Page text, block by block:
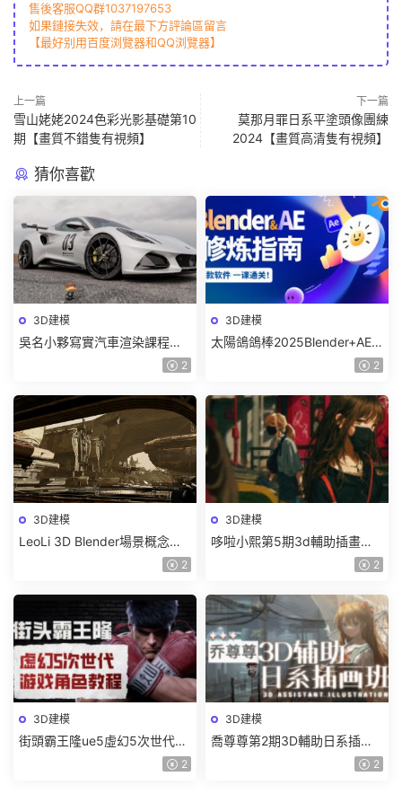
售後客服QQ群1037197653
如果鏈接失效，請在最下方評論區留言
【最好别用百度浏覽器和QQ浏覽器】
上一篇
雪山姥姥2024色彩光影基礎第10
期【畫質不錯隻有視頻】
下一篇
莫那月罪日系平塗頭像團練
2024【畫質高清隻有視頻】
猜你喜歡
3D建模
吳名小夥寫實汽車渲染課程
2025年結課C4D+OC【畫質高
2
3D建模
太陽鴿鴿棒2025Blender+AE
超級修煉指南【畫質高清有部2
3D建模
LeoLi 3D Blender場景概念設
計班第6期2023年【畫質高清2
3D建模
哆啦小熙第5期3d輔助插畫班
2023年【畫質不錯有大部分素
2
3D建模
街頭霸王隆ue5虛幻5次世代遊
戲角色制作全流程2024【畫質
2
3D建模
喬尊尊第2期3D輔助日系插圖
班2023【畫質高清有大部分素
2